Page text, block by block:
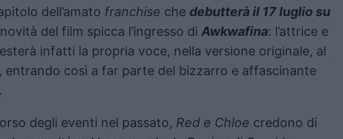
dell’amato franchise che debutterà il 17 luglio su
del film spicca l’ingresso di Awkwafina: l’attrice e
infatti la propria voce, nella versione originale, al
, entrando così a far parte del bizzarro e affascinante
degli eventi nel passato, Red e Chloe credono di